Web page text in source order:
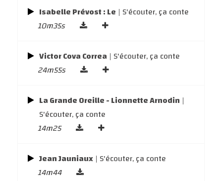
Isabelle Prévost : Le | S'écouter, ça conte
10m35s
Victor Cova Correa | S'écouter, ça conte
24m55s
La Grande Oreille - Lionnette Arnodin |
S'écouter, ça conte
14m25
Jean Jauniaux | S'écouter, ça conte
14m44